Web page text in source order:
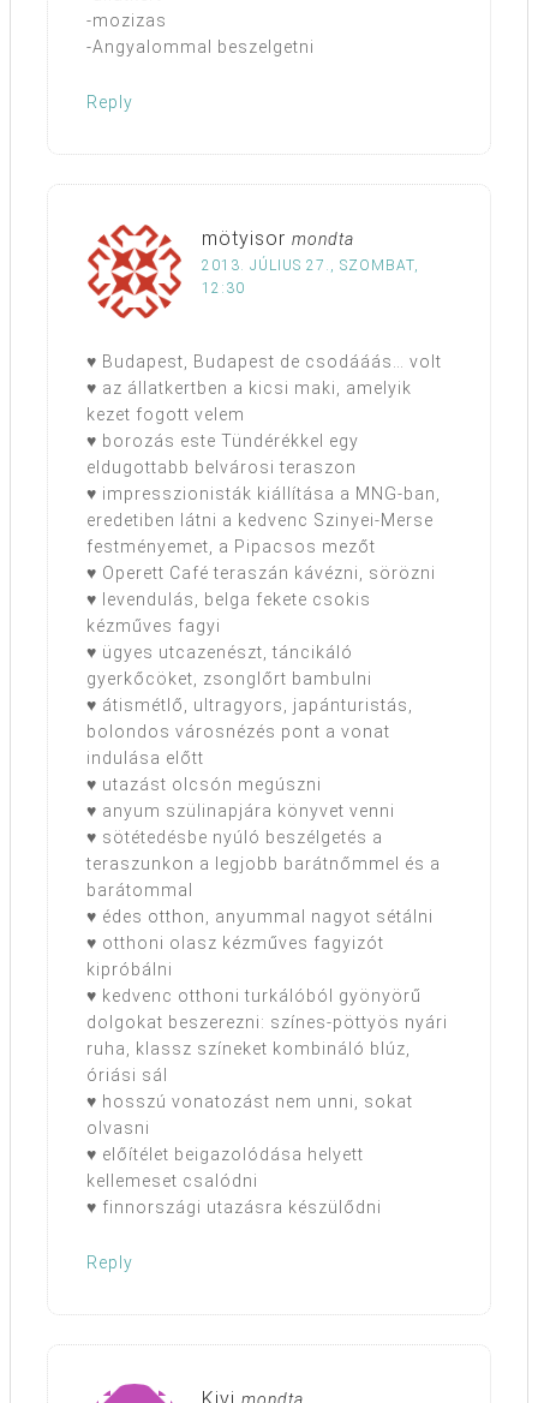
-mozizas
-Angyalommal beszelgetni
Reply
mötyisor mondta
2013. JÚLIUS 27., SZOMBAT,
12:30
♥ Budapest, Budapest de csodááás… volt
♥ az állatkertben a kicsi maki, amelyik
kezet fogott velem
♥ borozás este Tündérékkel egy
eldugottabb belvárosi teraszon
♥ impresszionisták kiállítása a MNG-ban,
eredetiben látni a kedvenc Szinyei-Merse
festményemet, a Pipacsos mezőt
♥ Operett Café teraszán kávézni, sörözni
♥ levendulás, belga fekete csokis
kézműves fagyi
♥ ügyes utcazenészt, táncikáló
gyerkőcöket, zsonglőrt bambulni
♥ átismétlő, ultragyors, japánturistás,
bolondos városnézés pont a vonat
indulása előtt
♥ utazást olcsón megúszni
♥ anyum szülinapjára könyvet venni
♥ sötétedésbe nyúló beszélgetés a
teraszunkon a legjobb barátnőmmel és a
barátommal
♥ édes otthon, anyummal nagyot sétálni
♥ otthoni olasz kézműves fagyizót
kipróbálni
♥ kedvenc otthoni turkálóból gyönyörű
dolgokat beszerezni: színes-pöttyös nyári
ruha, klassz színeket kombináló blúz,
óriási sál
♥ hosszú vonatozást nem unni, sokat
olvasni
♥ előítélet beigazolódása helyett
kellemeset csalódni
♥ finnországi utazásra készülődni
Reply